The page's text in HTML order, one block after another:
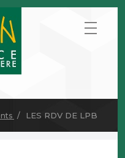
LES RDV DE LPB